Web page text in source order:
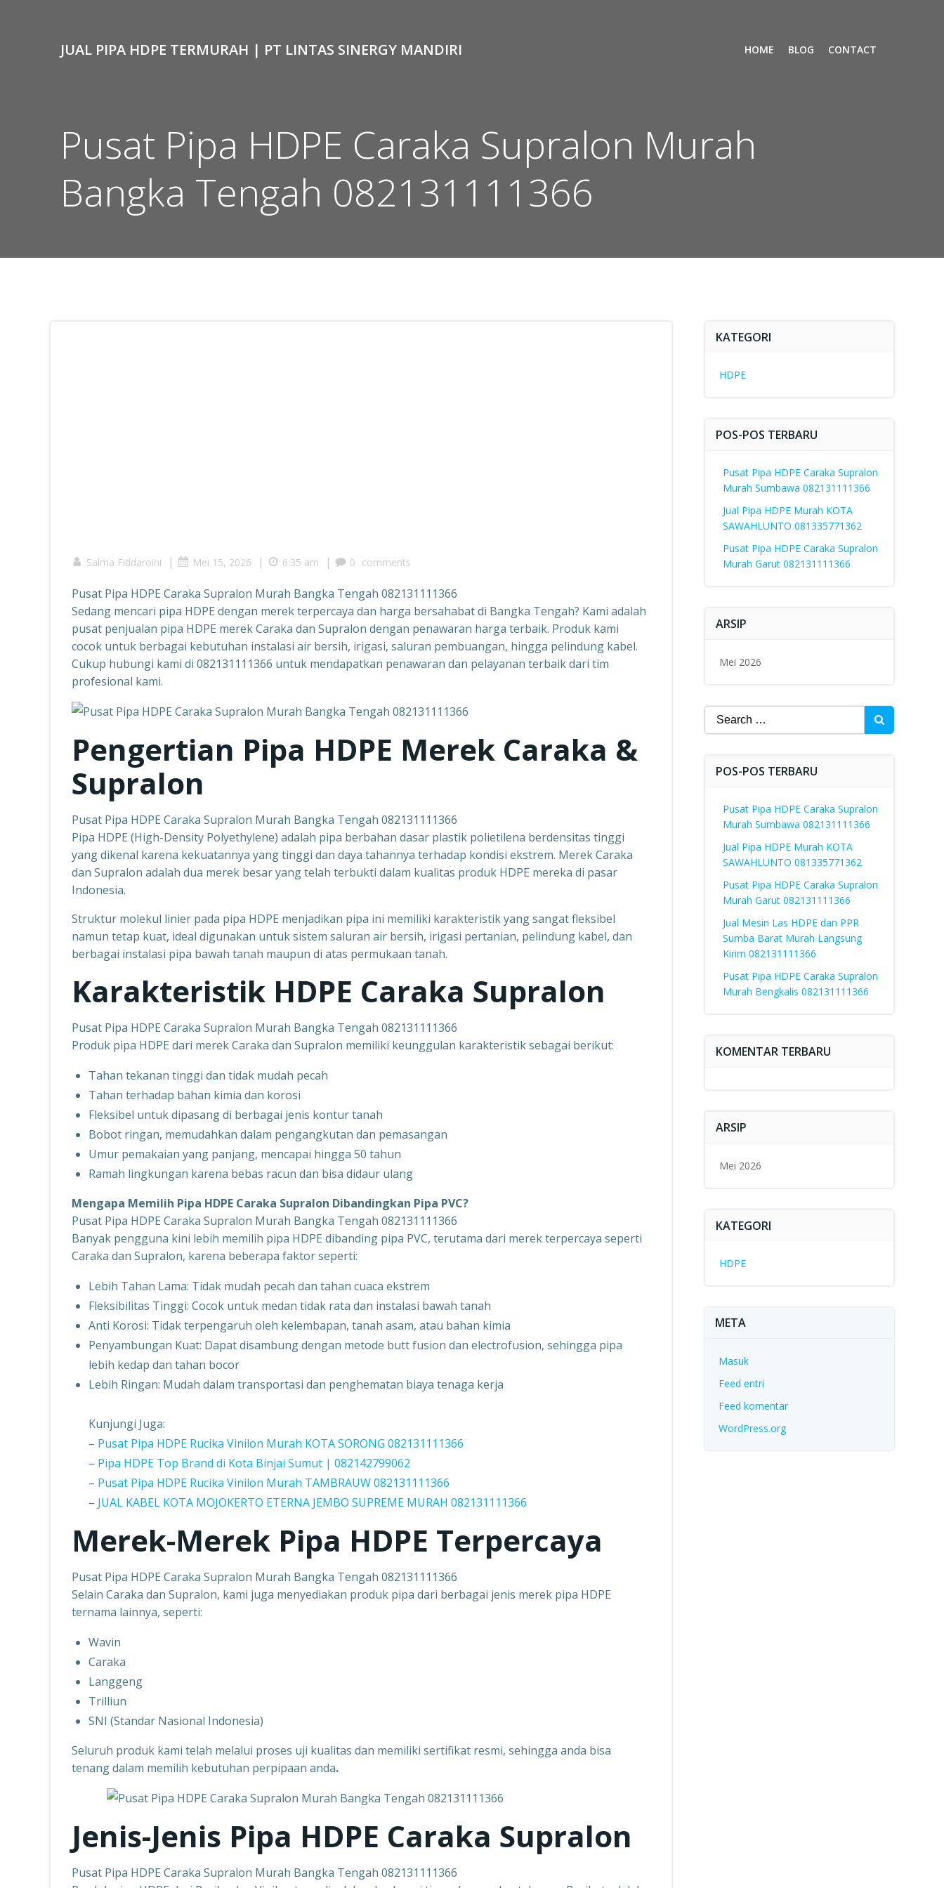
JUAL PIPA HDPE TERMURAH | PT LINTAS SINERGY MANDIRI HOME BLOG CONTACT
Pusat Pipa HDPE Caraka Supralon Murah
Bangka Tengah 082131111366
Salma Fiddaroini | Mei 15, 2026 | 6:35 am | 0 comments
Pusat Pipa HDPE Caraka Supralon Murah Bangka Tengah 082131111366
Sedang mencari pipa HDPE dengan merek terpercaya dan harga bersahabat di Bangka Tengah? Kami adalah
pusat penjualan pipa HDPE merek Caraka dan Supralon dengan penawaran harga terbaik. Produk kami
cocok untuk berbagai kebutuhan instalasi air bersih, irigasi, saluran pembuangan, hingga pelindung kabel.
Cukup hubungi kami di 082131111366 untuk mendapatkan penawaran dan pelayanan terbaik dari tim
profesional kami.
Pengertian Pipa HDPE Merek Caraka &
Supralon
Pusat Pipa HDPE Caraka Supralon Murah Bangka Tengah 082131111366
Pipa HDPE (High-Density Polyethylene) adalah pipa berbahan dasar plastik polietilena berdensitas tinggi
yang dikenal karena kekuatannya yang tinggi dan daya tahannya terhadap kondisi ekstrem. Merek Caraka
dan Supralon adalah dua merek besar yang telah terbukti dalam kualitas produk HDPE mereka di pasar
Indonesia.
Struktur molekul linier pada pipa HDPE menjadikan pipa ini memiliki karakteristik yang sangat fleksibel
namun tetap kuat, ideal digunakan untuk sistem saluran air bersih, irigasi pertanian, pelindung kabel, dan
berbagai instalasi pipa bawah tanah maupun di atas permukaan tanah.
Karakteristik HDPE Caraka Supralon
Pusat Pipa HDPE Caraka Supralon Murah Bangka Tengah 082131111366
Produk pipa HDPE dari merek Caraka dan Supralon memiliki keunggulan karakteristik sebagai berikut:
Tahan tekanan tinggi dan tidak mudah pecah
Tahan terhadap bahan kimia dan korosi
Fleksibel untuk dipasang di berbagai jenis kontur tanah
Bobot ringan, memudahkan dalam pengangkutan dan pemasangan
Umur pemakaian yang panjang, mencapai hingga 50 tahun
Ramah lingkungan karena bebas racun dan bisa didaur ulang
Mengapa Memilih Pipa HDPE Caraka Supralon Dibandingkan Pipa PVC?
Pusat Pipa HDPE Caraka Supralon Murah Bangka Tengah 082131111366
Banyak pengguna kini lebih memilih pipa HDPE dibanding pipa PVC, terutama dari merek terpercaya seperti
Caraka dan Supralon, karena beberapa faktor seperti:
Lebih Tahan Lama: Tidak mudah pecah dan tahan cuaca ekstrem
Fleksibilitas Tinggi: Cocok untuk medan tidak rata dan instalasi bawah tanah
Anti Korosi: Tidak terpengaruh oleh kelembapan, tanah asam, atau bahan kimia
Penyambungan Kuat: Dapat disambung dengan metode butt fusion dan electrofusion, sehingga pipa
lebih kedap dan tahan bocor
Lebih Ringan: Mudah dalam transportasi dan penghematan biaya tenaga kerja
Kunjungi Juga:
– Pusat Pipa HDPE Rucika Vinilon Murah KOTA SORONG 082131111366
– Pipa HDPE Top Brand di Kota Binjai Sumut | 082142799062
– Pusat Pipa HDPE Rucika Vinilon Murah TAMBRAUW 082131111366
– JUAL KABEL KOTA MOJOKERTO ETERNA JEMBO SUPREME MURAH 082131111366
Merek-Merek Pipa HDPE Terpercaya
Pusat Pipa HDPE Caraka Supralon Murah Bangka Tengah 082131111366
Selain Caraka dan Supralon, kami juga menyediakan produk pipa dari berbagai jenis merek pipa HDPE
ternama lainnya, seperti:
Wavin
Caraka
Langgeng
Trilliun
SNI (Standar Nasional Indonesia)
Seluruh produk kami telah melalui proses uji kualitas dan memiliki sertifikat resmi, sehingga anda bisa
tenang dalam memilih kebutuhan perpipaan anda.
Jenis-Jenis Pipa HDPE Caraka Supralon
Pusat Pipa HDPE Caraka Supralon Murah Bangka Tengah 082131111366
KATEGORI
HDPE
POS-POS TERBARU
Pusat Pipa HDPE Caraka Supralon
Murah Sumbawa 082131111366
Jual Pipa HDPE Murah KOTA
SAWAHLUNTO 081335771362
Pusat Pipa HDPE Caraka Supralon
Murah Garut 082131111366
ARSIP
Mei 2026
Search
for:
POS-POS TERBARU
Pusat Pipa HDPE Caraka Supralon
Murah Sumbawa 082131111366
Jual Pipa HDPE Murah KOTA
SAWAHLUNTO 081335771362
Pusat Pipa HDPE Caraka Supralon
Murah Garut 082131111366
Jual Mesin Las HDPE dan PPR
Sumba Barat Murah Langsung
Kirim 082131111366
Pusat Pipa HDPE Caraka Supralon
Murah Bengkalis 082131111366
KOMENTAR TERBARU
ARSIP
Mei 2026
KATEGORI
HDPE
META
Masuk
Feed entri
Feed komentar
WordPress.org